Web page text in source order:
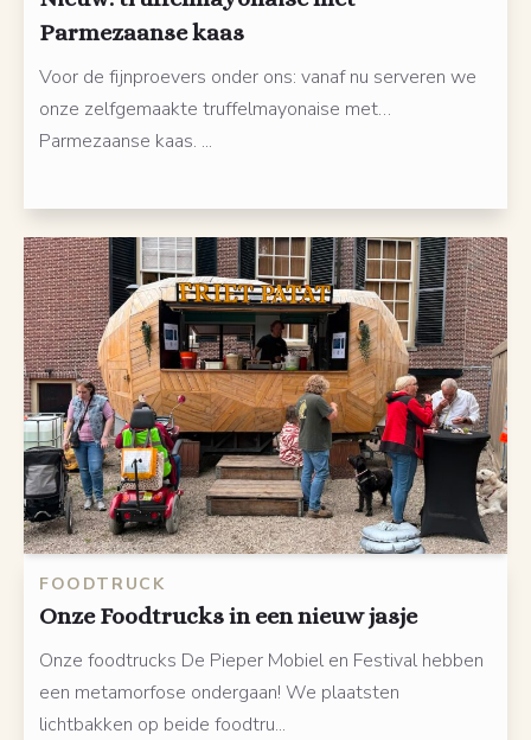
Parmezaanse kaas
Voor de fijnproevers onder ons: vanaf nu serveren we
onze zelfgemaakte truffelmayonaise met…
Parmezaanse kaas. ...
FOODTRUCK
Onze Foodtrucks in een nieuw jasje
Onze foodtrucks De Pieper Mobiel en Festival hebben
een metamorfose ondergaan! We plaatsten
lichtbakken op beide foodtru...